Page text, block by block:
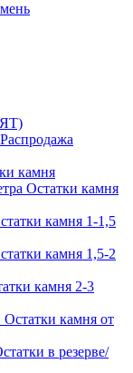
Распродажа
камня
Остатки камня
камня 1-1,5
камня 1,5-2
камня 2-3
Остатки камня от
в резерве/